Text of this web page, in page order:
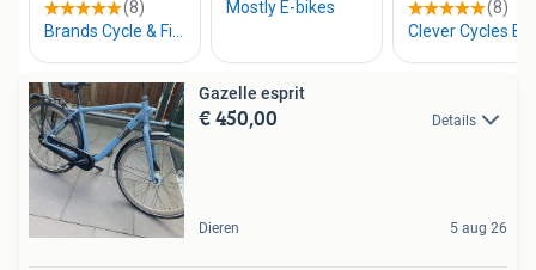
Gazelle esprit
€ 450,00 Details
Dieren 5 aug 26